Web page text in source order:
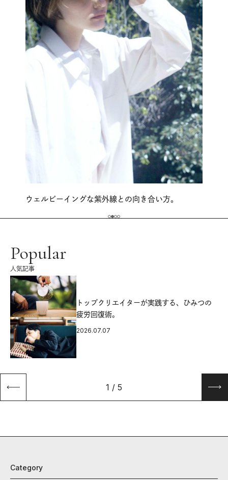
ウェルビーイングな紫外線との向き合い方。
Popular
人気記事
トップクリエイターが実践する、ひみつの
疲労回復術。
2026.07.07
1 / 5
Category